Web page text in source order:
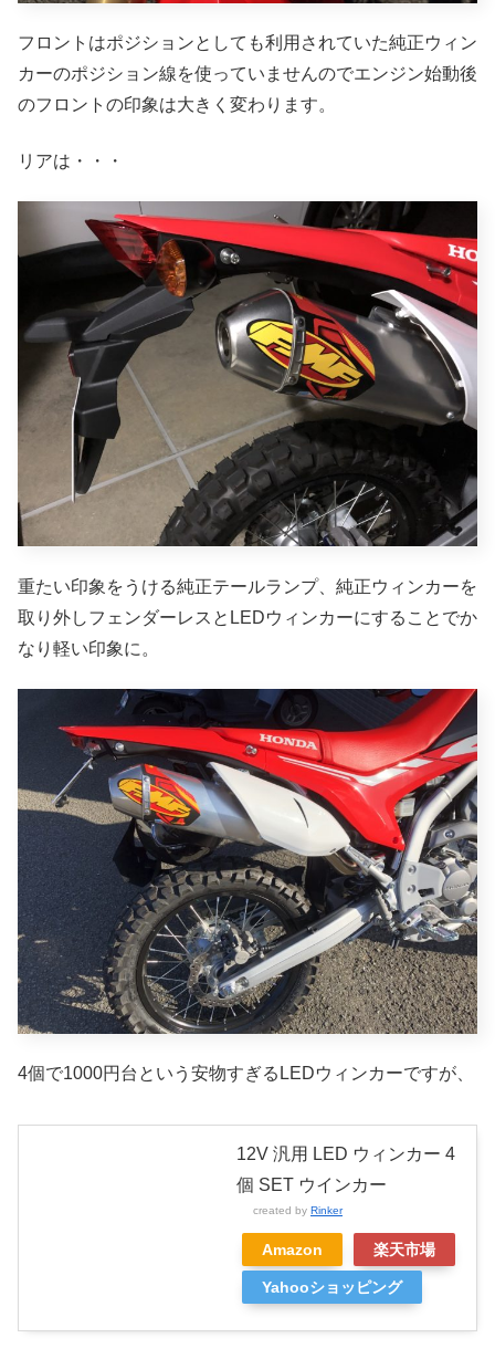
フロントはポジションとしても利用されていた純正ウィン
カーのポジション線を使っていませんのでエンジン始動後
のフロントの印象は大きく変わります。
リアは・・・
重たい印象をうける純正テールランプ、純正ウィンカーを
取り外しフェンダーレスとLEDウィンカーにすることでか
なり軽い印象に。
4個で1000円台という安物すぎるLEDウィンカーですが、
12V 汎用 LED ウィンカー 4
個 SET ウインカー
created by Rinker
Amazon 楽天市場
Yahooショッピング